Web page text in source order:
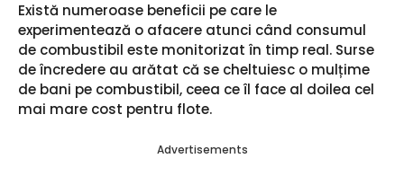
Există numeroase beneficii pe care le
experimentează o afacere atunci când consumul
de combustibil este monitorizat în timp real. Surse
de încredere au arătat că se cheltuiesc o mulțime
de bani pe combustibil, ceea ce îl face al doilea cel
mai mare cost pentru flote.
Advertisements